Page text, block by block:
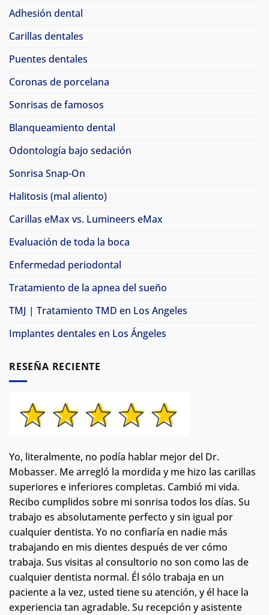
Adhesión dental
Carillas dentales
Puentes dentales
Coronas de porcelana
Sonrisas de famosos
Blanqueamiento dental
Odontología bajo sedación
Sonrisa Snap-On
Halitosis (mal aliento)
Carillas eMax vs. Lumineers eMax
Evaluación de toda la boca
Enfermedad periodontal
Tratamiento de la apnea del sueño
TMJ | Tratamiento TMD en Los Angeles
Implantes dentales en Los Ángeles
RESEÑA RECIENTE
Yo, literalmente, no podía hablar mejor del Dr.
Mobasser. Me arregló la mordida y me hizo las carillas
superiores e inferiores completas. Cambió mi vida.
Recibo cumplidos sobre mi sonrisa todos los días. Su
trabajo es absolutamente perfecto y sin igual por
cualquier dentista. Yo no confiaría en nadie más
trabajando en mis dientes después de ver cómo
trabaja. Sus visitas al consultorio no son como las de
cualquier dentista normal. Él sólo trabaja en un
paciente a la vez, usted tiene su atención, y él hace la
experiencia tan agradable. Su recepción y asistente